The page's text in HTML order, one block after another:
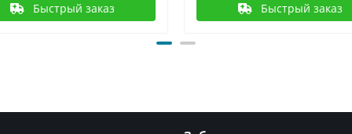
Быстрый заказ Быстрый заказ